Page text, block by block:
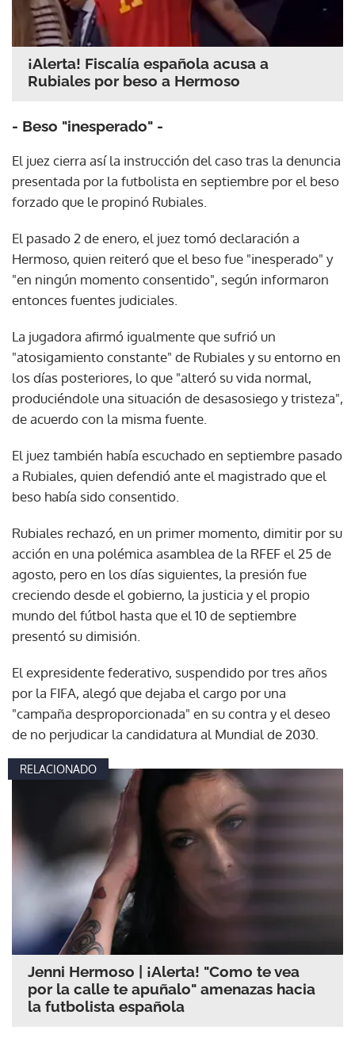
¡Alerta! Fiscalía española acusa a
Rubiales por beso a Hermoso
- Beso "inesperado" -
El juez cierra así la instrucción del caso tras la denuncia
presentada por la futbolista en septiembre por el beso
forzado que le propinó Rubiales.
El pasado 2 de enero, el juez tomó declaración a
Hermoso, quien reiteró que el beso fue "inesperado" y
"en ningún momento consentido", según informaron
entonces fuentes judiciales.
La jugadora afirmó igualmente que sufrió un
"atosigamiento constante" de Rubiales y su entorno en
los días posteriores, lo que "alteró su vida normal,
produciéndole una situación de desasosiego y tristeza",
de acuerdo con la misma fuente.
El juez también había escuchado en septiembre pasado
a Rubiales, quien defendió ante el magistrado que el
beso había sido consentido.
Rubiales rechazó, en un primer momento, dimitir por su
acción en una polémica asamblea de la RFEF el 25 de
agosto, pero en los días siguientes, la presión fue
creciendo desde el gobierno, la justicia y el propio
mundo del fútbol hasta que el 10 de septiembre
presentó su dimisión.
El expresidente federativo, suspendido por tres años
por la FIFA, alegó que dejaba el cargo por una
"campaña desproporcionada" en su contra y el deseo
de no perjudicar la candidatura al Mundial de 2030.
RELACIONADO
Jenni Hermoso | ¡Alerta! "Como te vea
por la calle te apuñalo" amenazas hacia
la futbolista española